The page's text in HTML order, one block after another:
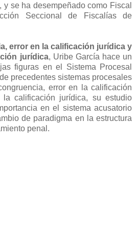
y se ha desempeñado como Fiscal
Seccional de Fiscalías de
error en la calificación jurídica y
jurídica, Uribe García hace un
figuras en el Sistema Procesal
precedentes sistemas procesales
error en la calificación
calificación jurídica, su estudio
en el sistema acusatorio
de paradigma en la estructura
penal.